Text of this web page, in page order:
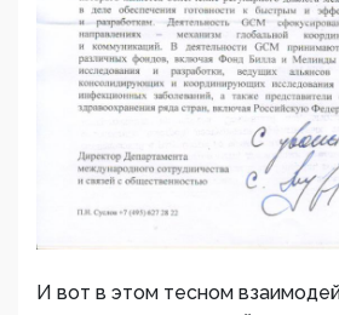
И вот в этом тесном